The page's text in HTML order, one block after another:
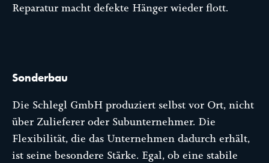
Reparatur macht defekte Hänger wieder flott.
Sonderbau
Die Schlegl GmbH produziert selbst vor Ort, nicht
über Zulieferer oder Subunternehmer. Die
Flexibilität, die das Unternehmen dadurch erhält,
ist seine besondere Stärke. Egal, ob eine stabile